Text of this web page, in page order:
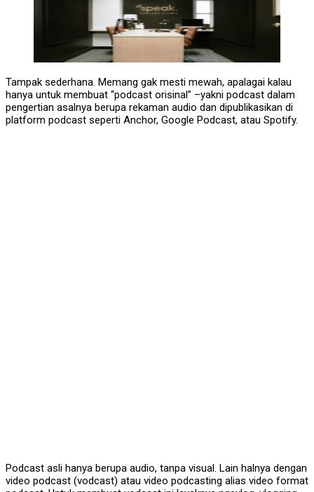
Tampak sederhana. Memang gak mesti mewah, apalagai kalau
hanya untuk membuat “podcast orisinal” –yakni podcast dalam
pengertian asalnya berupa rekaman audio dan dipublikasikan di
platform podcast seperti Anchor, Google Podcast, atau Spotify.
Podcast asli hanya berupa audio, tanpa visual. Lain halnya dengan
video podcast (vodcast) atau video podcasting alias video format